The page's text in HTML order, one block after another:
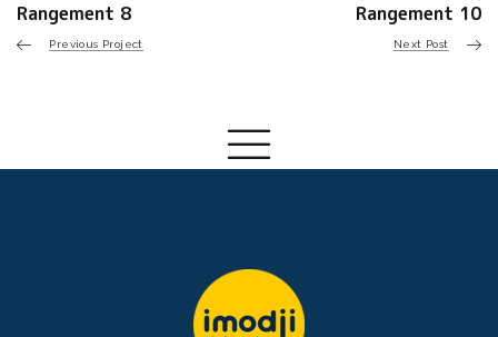
Rangement 8
Previous Project
Rangement 10
Next Post